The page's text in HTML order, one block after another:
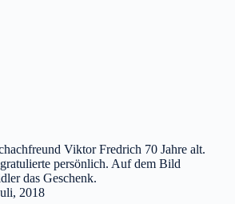
Viktor Fredrich 70 Jahre alt.
persönlich. Auf dem Bild
das Geschenk.
2018